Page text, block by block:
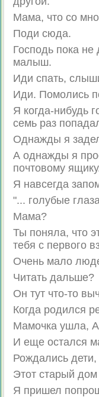
Мама, что со
Поди сюда.
Господь пока не
малыш.
Иди спать,
Иди. Помолись
Я когда-нибудь
семь раз
Однажды я
А однажды я
почтовому
Я навсегда
"... голубые
Мама?
Ты поняла, что
тебя с первого
Очень мало
Читать дальше?
Он тут что-то
Когда родился
Мамочка ушла, А
И еще остался
Рождались
Этот старый
Я пришел